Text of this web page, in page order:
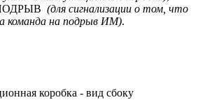
(для сигнализации о том, что
команда на подрыв ИМ).
коробка - вид сбоку